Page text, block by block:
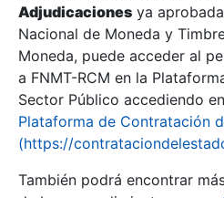
Erakutsi/Ezkutatu
Erakutsi/Ezkutatu
Adjudicaciones ya
Nacional de Moneda y
Moneda, puede acceder al
a FNMT-RCM en la
Sector Público accediendo
Plataforma de Contratación
(https://
También podrá encontrar